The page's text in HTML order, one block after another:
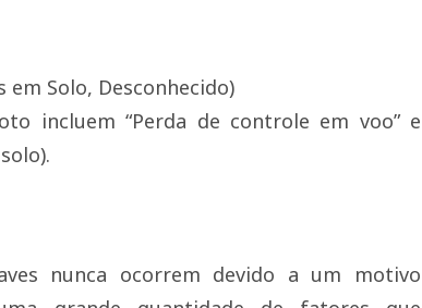
em Solo, Desconhecido)
incluem “Perda de controle em voo” e
nunca ocorrem devido a um motivo